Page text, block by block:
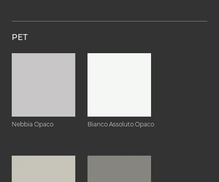
PET
Nebbia Opaco Bianco Assoluto Opaco